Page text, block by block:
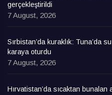
gerçekleştirildi
7 August, 2026
Sırbistan’da kuraklık: Tuna’da
karaya oturdu
7 August, 2026
Hırvatistan’da sıcaktan